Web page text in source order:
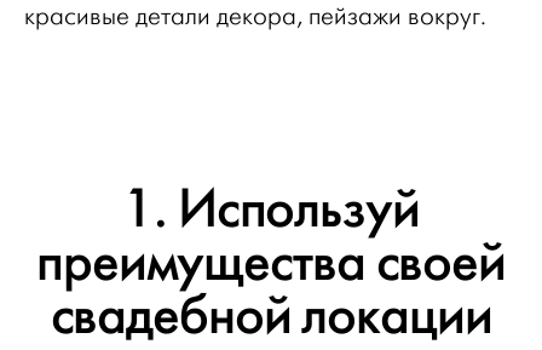
красивые детали декора, пейзажи вокруг.
1. Используй
преимущества своей
свадебной локации